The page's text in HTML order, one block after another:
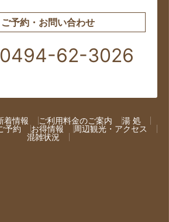
ご予約・お問い合わせ
62-3026
着情報 ご利用料金のご案内
湯 処
予約 お得情報
周辺観光・アクセス
混雑状況